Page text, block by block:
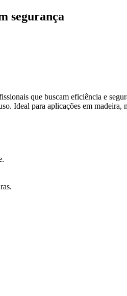
segurança
que buscam eficiência e
Ideal para aplicações em